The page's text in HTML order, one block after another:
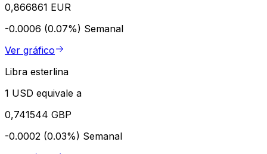
0,866861 EUR
-0.0006 (0.07%) Semanal
Ver gráfico
Libra esterlina
1 USD equivale a
0,741544 GBP
-0.0002 (0.03%) Semanal